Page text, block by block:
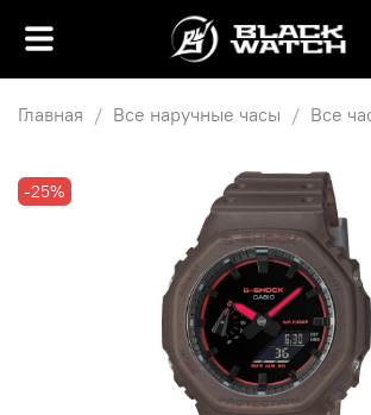
Главная Все наручные часы Все
-25%